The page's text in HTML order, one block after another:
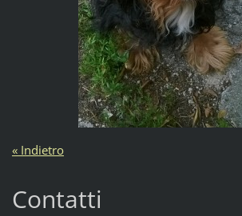
« Indietro
Contatti